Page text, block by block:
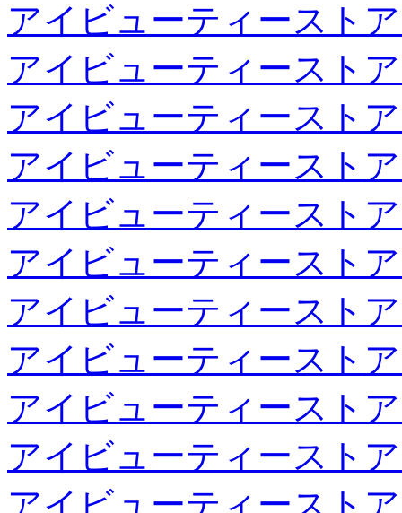
アイビューティースト
アイビューティースト
アイビューティースト
アイビューティースト
アイビューティースト
アイビューティースト
アイビューティースト
アイビューティースト
アイビューティースト
アイビューティースト
アイビューティースト